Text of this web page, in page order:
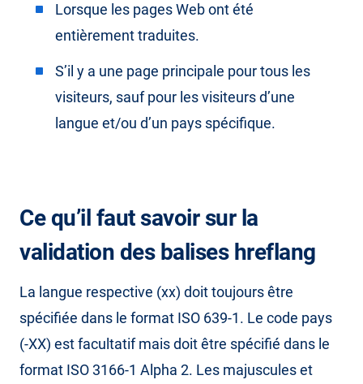
Lorsque les pages Web ont été
entièrement traduites.
S’il y a une page principale pour tous les
visiteurs, sauf pour les visiteurs d’une
langue et/ou d’un pays spécifique.
Ce qu’il faut savoir sur la
validation des balises hreflang
La langue respective (xx) doit toujours être
spécifiée dans le format ISO 639-1. Le code pays
(-XX) est facultatif mais doit être spécifié dans le
format ISO 3166-1 Alpha 2. Les majuscules et